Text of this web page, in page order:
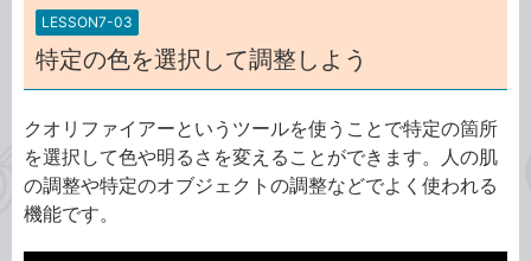
LESSON7-03
特定の色を選択して調整しよう
クオリファイアーというツールを使うことで特定の箇所
を選択して色や明るさを変えることができます。人の肌
の調整や特定のオブジェクトの調整などでよく使われる
機能です。